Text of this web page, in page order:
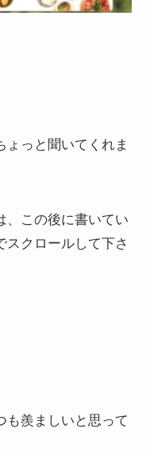
っと聞いてくれま
、この後に書いてい
スクロールして下さ
も羨ましいと思って